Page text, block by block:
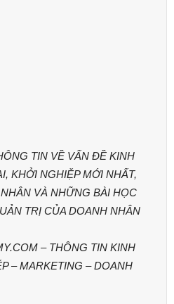
TIN VỀ VẤN ĐỀ KINH
KHỞI NGHIỆP MỚI NHẤT,
VÀ NHỮNG BÀI HỌC
TRỊ CỦA DOANH NHÂN
– THÔNG TIN KINH
– MARKETING – DOANH